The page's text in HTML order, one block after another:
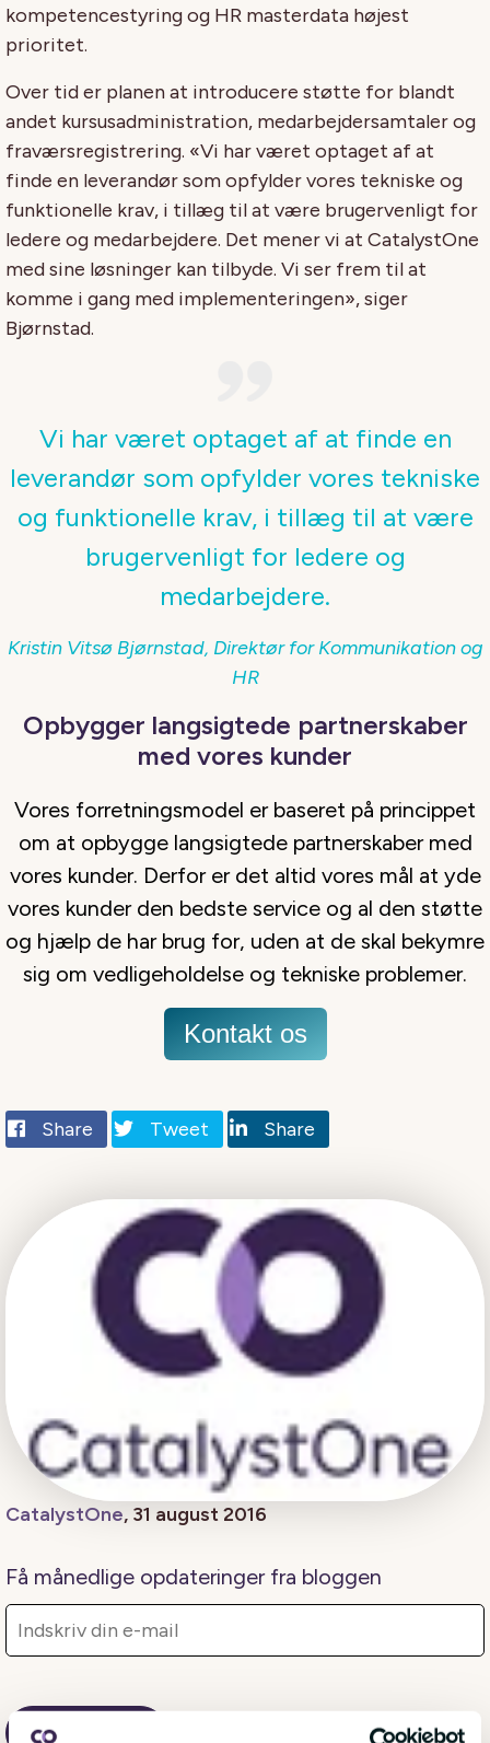
kompetencestyring og HR masterdata højest
prioritet.
Over tid er planen at introducere støtte for blandt
andet kursusadministration, medarbejdersamtaler og
fraværsregistrering. «Vi har været optaget af at
finde en leverandør som opfylder vores tekniske og
funktionelle krav, i tillæg til at være brugervenligt for
ledere og medarbejdere. Det mener vi at CatalystOne
med sine løsninger kan tilbyde. Vi ser frem til at
komme i gang med implementeringen», siger
Bjørnstad.
Vi har været optaget af at finde en
leverandør som opfylder vores tekniske
og funktionelle krav, i tillæg til at være
brugervenligt for ledere og
medarbejdere.
Kristin Vitsø Bjørnstad, Direktør for Kommunikation og
HR
Opbygger langsigtede partnerskaber
med vores kunder
Vores forretningsmodel er baseret på princippet
om at opbygge langsigtede partnerskaber med
vores kunder. Derfor er det altid vores mål at yde
vores kunder den bedste service og al den støtte
og hjælp de har brug for, uden at de skal bekymre
sig om vedligeholdelse og tekniske problemer.
Kontakt os
Share Tweet Share
CatalystOne, 31 august 2016
Få månedlige opdateringer fra bloggen